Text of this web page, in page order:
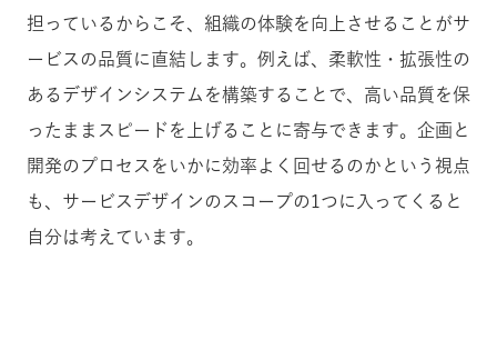
担っているからこそ、組織の体験を向上させることがサ
ービスの品質に直結します。例えば、柔軟性・拡張性の
あるデザインシステムを構築することで、高い品質を保
ったままスピードを上げることに寄与できます。企画と
開発のプロセスをいかに効率よく回せるのかという視点
も、サービスデザインのスコープの1つに入ってくると
自分は考えています。